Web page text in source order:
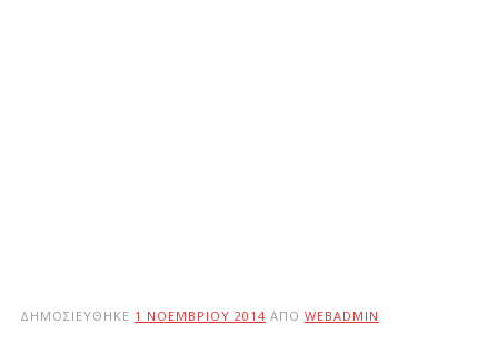
ΔΗΜΟΣΙΕΎΘΗΚΕ 1 ΝΟΕΜΒΡΊΟΥ 2014 ΑΠΌ WEBADMIN